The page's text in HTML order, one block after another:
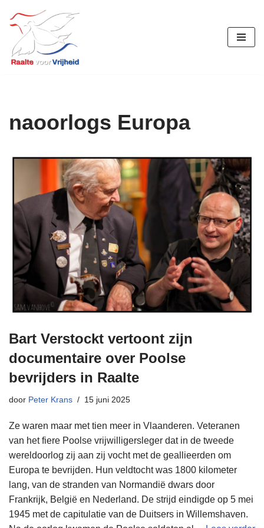
Ga
naar
de
naoorlogs Europa
Bart Verstockt vertoont zijn
documentaire over Poolse
bevrijders in Raalte
door Peter Krans 15 juni 2025
Ze waren maar met tien meer in Vlaanderen. Veteranen
van het fiere Poolse vrijwilligersleger dat in de tweede
wereldoorlog zij aan zij vocht met de geallieerden om
Europa te bevrijden. Hun veldtocht was 1800 kilometer
lang, van de stranden van Normandië dwars door
Frankrijk, België en Nederland. De strijd eindigde op 5 mei
1945 met de capitulatie van de Duitsers in Willemshaven.